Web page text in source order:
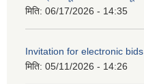
मिति: 06/17/2026 - 14:35
Invitation for electronic bids
मिति: 05/11/2026 - 14:26